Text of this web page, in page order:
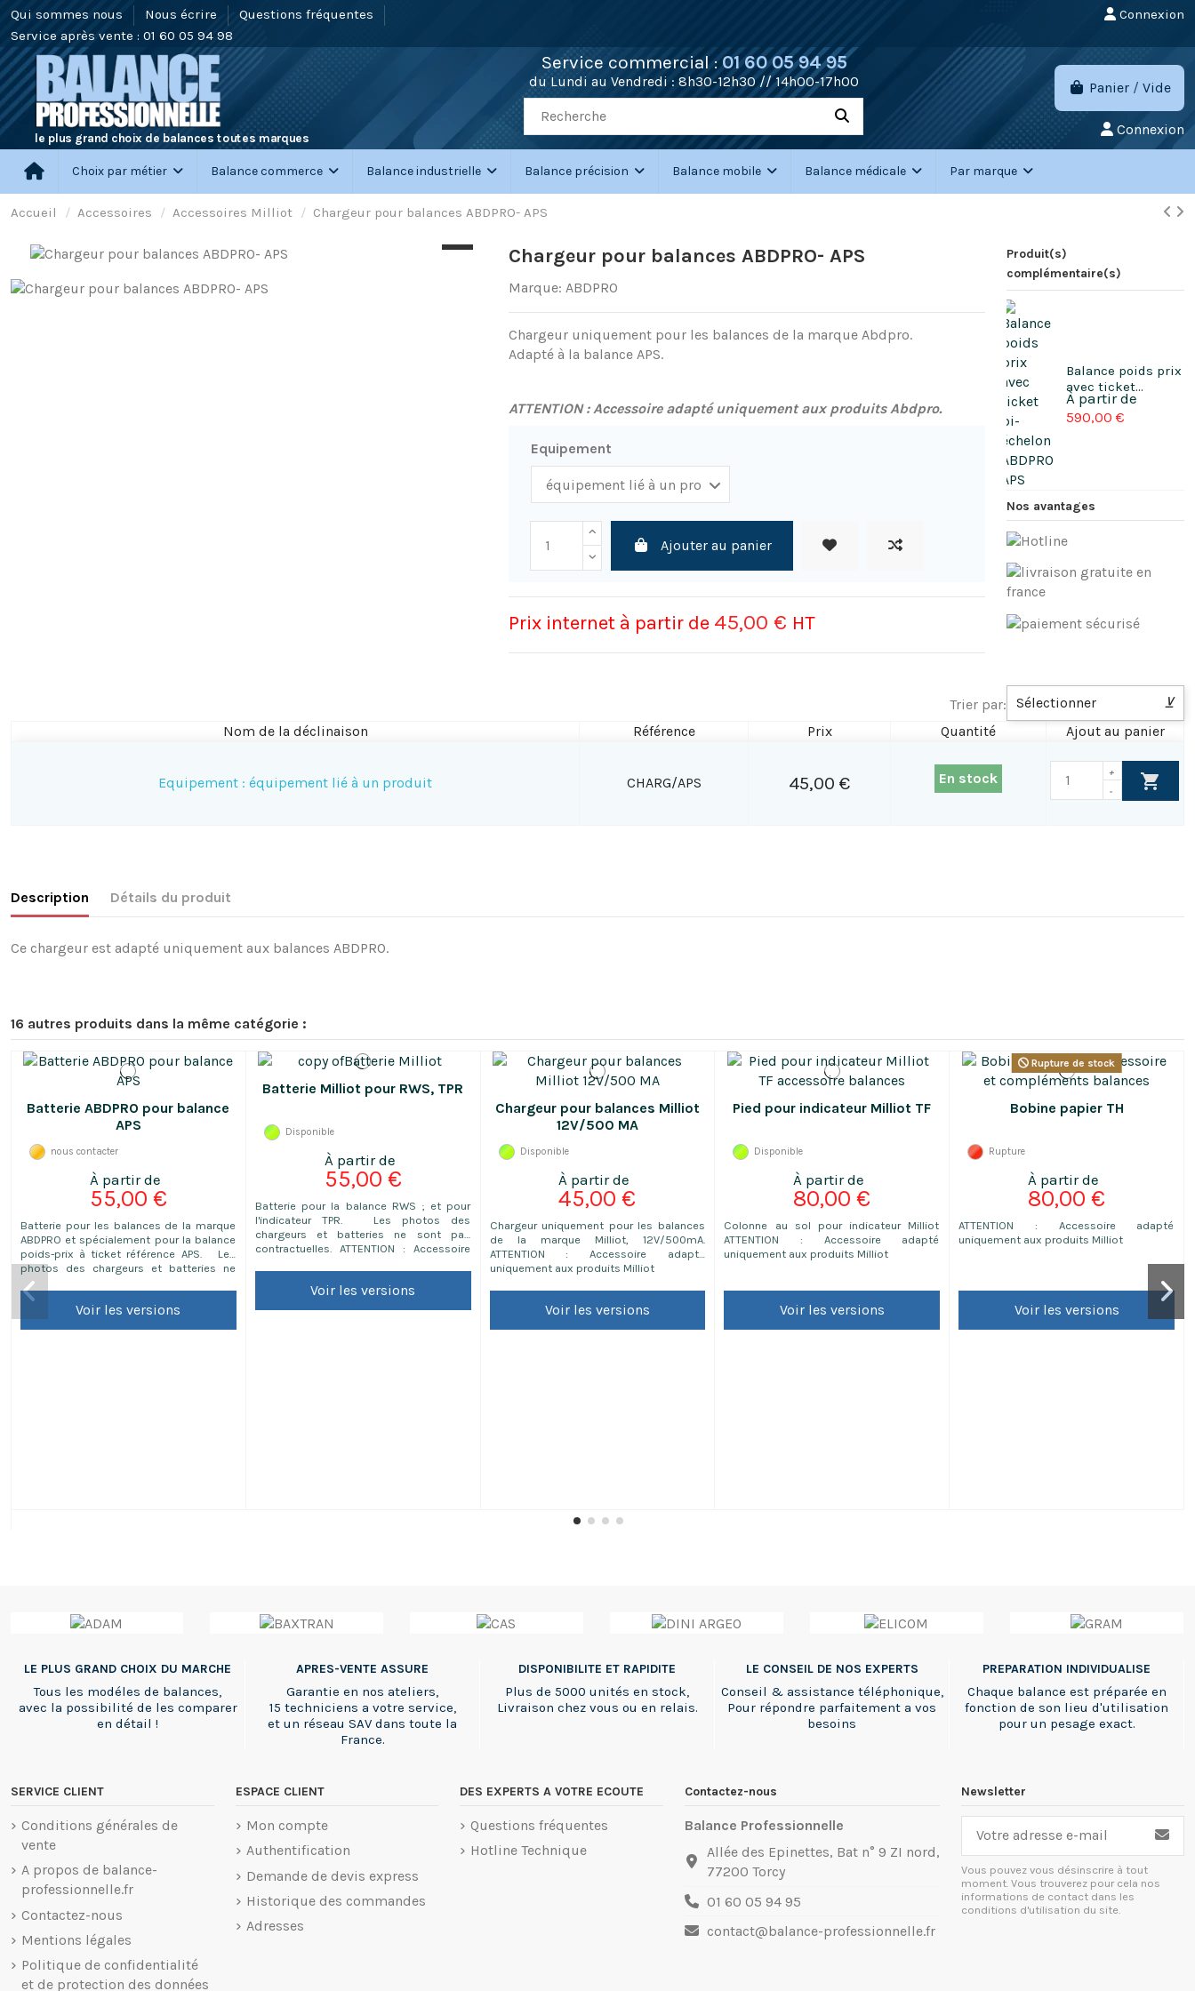
Qui sommes nous Nous écrire
Questions fréquentes
Service après vente : 01 60 05 94 98
Connexion
le plus grand choix de balances toutes marques
Service commercial :01 60 05 94 95
du Lundi au Vendredi : 8h30-12h30 // 14h00-17h00 Panier / Vide
Connexion
Choix par métier Balance commerce Balance industrielle Balance précision Balance mobile Balance médicale Par marque
Accueil Accessoires Accessoires Milliot Chargeur pour balances ABDPRO- APS
Chargeur pour balances ABDPRO- APS
Marque: ABDPRO
Chargeur uniquement pour les balances de la marque Abdpro.
Adapté à la balance APS.
ATTENTION : Accessoire adapté uniquement aux produits Abdpro.
Equipement
Ajouter au panier
Prix internet à partir de 45,00 € HT
Produit(s)
complémentaire(s)
Balance poids prix
avec ticket...
590,00 €
Nos avantages
Trier par: Sélectionner
⊻
Nom de la déclinaison
Référence Prix Quantité Ajout au panier
Equipement : équipement lié à un produit CHARG/APS 45,00 € En stock
+
-
Description Détails du produit
Ce chargeur est adapté uniquement aux balances ABDPRO.
16 autres produits dans la même catégorie :
Batterie ABDPRO pour balance
APS
nous contacter
55,00 €
Batterie pour les balances de la marque
ABDPRO et spécialement pour la balance
poids-prix à ticket référence APS. Les
photos des chargeurs et batteries ne
sont pas contractuelles.
Voir les versions
Batterie Milliot pour RWS, TPR
Disponible
55,00 €
Batterie pour la balance RWS ; et pour
l'indicateur TPR. Les photos des
chargeurs et batteries ne sont pas
contractuelles. ATTENTION : Accessoire
Voir les versions
Chargeur pour balances Milliot
12V/500 MA
Disponible
45,00 €
Chargeur uniquement pour les balances
de la marque Milliot, 12V/500mA.
ATTENTION : Accessoire adapté
uniquement aux produits Milliot
Voir les versions
Pied pour indicateur Milliot TF
Disponible
80,00 €
Colonne au sol pour indicateur Milliot
ATTENTION : Accessoire adapté
uniquement aux produits Milliot
Voir les versions
Rupture de stock
Bobine papier TH
Rupture
80,00 €
ATTENTION : Accessoire adapté
uniquement aux produits Milliot
Voir les versions
LE PLUS GRAND CHOIX DU MARCHE
Tous les modéles de balances,
avec la possibilité de les comparer
en détail !
APRES-VENTE ASSURE
Garantie en nos ateliers,
15 techniciens a votre service,
et un réseau SAV dans toute la
France.
DISPONIBILITE ET RAPIDITE
Plus de 5000 unités en stock,
Livraison chez vous ou en relais.
LE CONSEIL DE NOS EXPERTS
Conseil & assistance téléphonique,
Pour répondre parfaitement a vos
besoins
PREPARATION INDIVIDUALISE
Chaque balance est préparée en
fonction de son lieu d'utilisation
pour un pesage exact.
SERVICE CLIENT
Conditions générales de
vente
A propos de balance-
professionnelle.fr
Contactez-nous
Mentions légales
Politique de confidentialité
et de protection des données
ESPACE CLIENT
Mon compte
Authentification
Demande de devis express
Historique des commandes
Adresses
DES EXPERTS A VOTRE ECOUTE
Questions fréquentes
Hotline Technique
Contactez-nous
Balance Professionnelle
Allée des Epinettes, Bat n° 9 ZI nord,
77200 Torcy
01 60 05 94 95
contact@balance-professionnelle.fr
Newsletter
Vous pouvez vous désinscrire à tout
moment. Vous trouverez pour cela nos
informations de contact dans les
conditions d'utilisation du site.